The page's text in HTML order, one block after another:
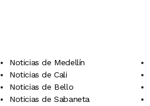
Noticias de Medellín
Noticias de Cali
Noticias de Bello
Noticias de Sabaneta